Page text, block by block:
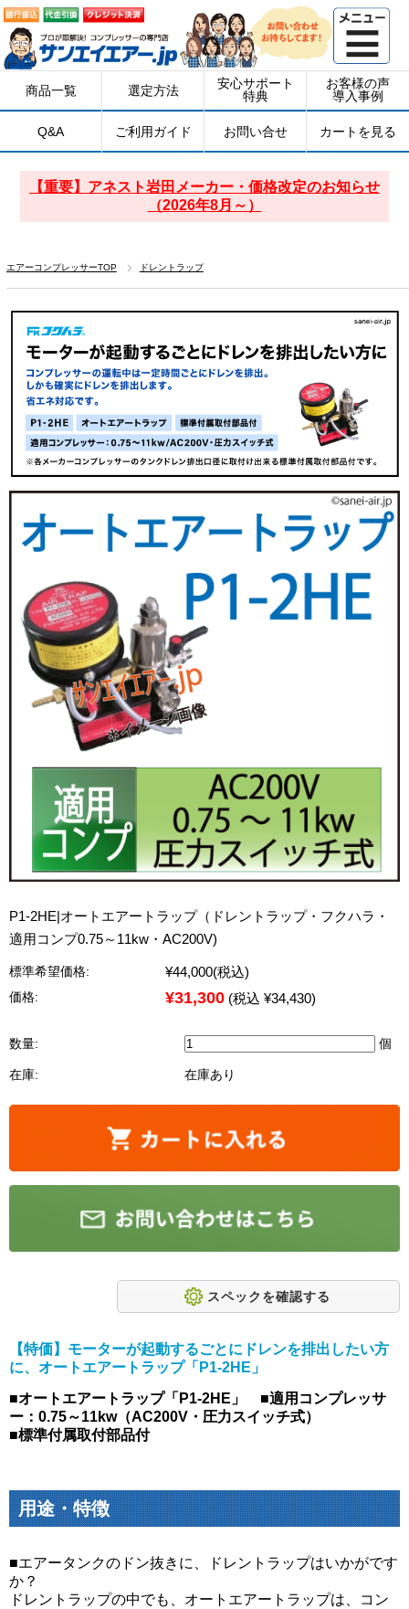
【重要】アネスト岩田メーカー・価格改定のお知らせ
（2026年8月～）
商品一覧 選定方法
安心サポート
特典
お客様の声
導入事例
Q&A ご利用ガイド お問い合せ カートを見る
エアーコンプレッサーTOP ドレントラップ
P1-2HE|オートエアートラップ（ドレントラップ・フクハラ・
適用コンプ0.75～11kw・AC200V)
標準希望価格: ¥44,000(税込)
価格: ¥31,300 (税込 ¥34,430)
数量: 個
在庫: 在庫あり
スペックを確認する
【特価】モーターが起動するごとにドレンを排出したい方
に、オートエアートラップ「P1-2HE」
■オートエアートラップ「P1-2HE」 ■適用コンプレッサ
ー：0.75～11kw（AC200V・圧力スイッチ式）
■標準付属取付部品付
用途・特徴
■エアータンクのドン抜きに、ドレントラップはいかがです
か？
ドレントラップの中でも、オートエアートラップは、コン